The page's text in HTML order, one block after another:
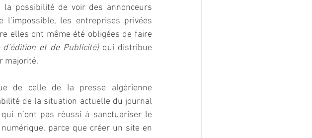
possibilité de voir des annonceurs
les entreprises privées
elles ont même été obligées de faire
d’édition et de Publicité) qui distribue
majorité.
de celle de la presse algérienne
de la situation actuelle du journal
n’ont pas réussi à sanctuariser le
parce que créer un site en